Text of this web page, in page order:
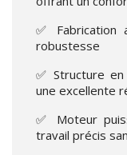
✅ Fabrication
robustesse
✅ Structure
une excellente
✅ Moteur
travail précis